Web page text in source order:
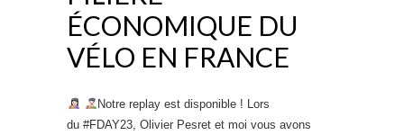
ÉCONOMIQUE DU
VÉLO EN FRANCE
Notre replay est disponible ! Lors
du #FDAY23, Olivier Pesret et moi vous avons